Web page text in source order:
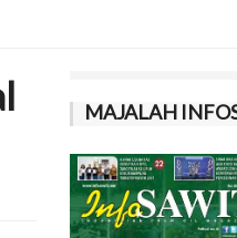
MAJALAH